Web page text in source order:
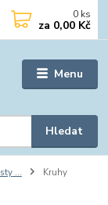
Menu
Hledat
0 ks
za 0,00 Kč
... Kruhy